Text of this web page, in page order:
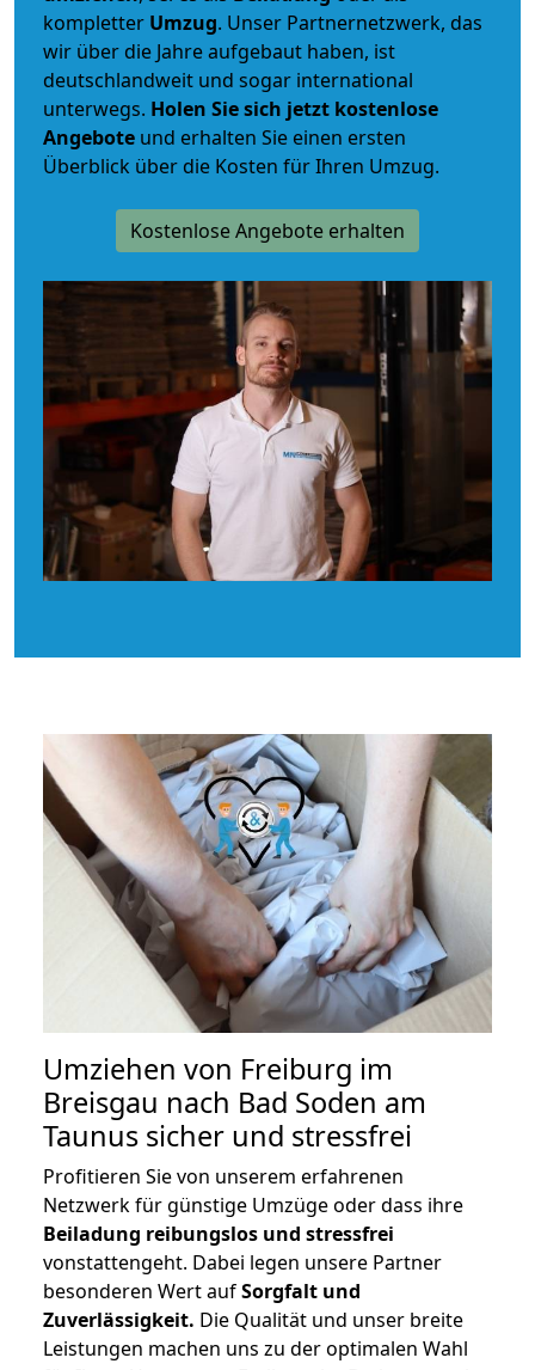
kompletter Umzug. Unser Partnernetzwerk, das
wir über die Jahre aufgebaut haben, ist
deutschlandweit und sogar international
unterwegs. Holen Sie sich jetzt kostenlose
Angebote und erhalten Sie einen ersten
Überblick über die Kosten für Ihren Umzug.
Kostenlose Angebote erhalten
Umziehen von Freiburg im
Breisgau nach Bad Soden am
Taunus sicher und stressfrei
Profitieren Sie von unserem erfahrenen
Netzwerk für günstige Umzüge oder dass ihre
Beiladung reibungslos und stressfrei
vonstattengeht. Dabei legen unsere Partner
besonderen Wert aufSorgfalt und
Zuverlässigkeit. Die Qualität und unser breite
Leistungen machen uns zu der optimalen Wahl